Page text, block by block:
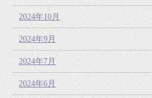
2024年10月
2024年9月
2024年7月
2024年6月